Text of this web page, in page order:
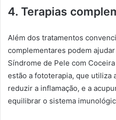
4. Terapias
Além dos tratamentos
complementares podem
Síndrome de Pele com
estão a fototerapia, que utiliza
reduzir a inflamação, e a
equilibrar o sistema